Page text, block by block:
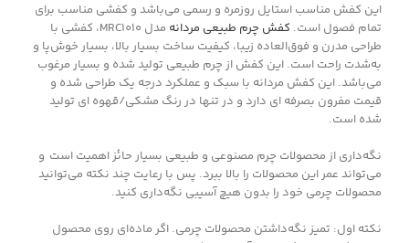
این کفش مناسب استایل روزمره و رسمی می‌باشد و کفشی مناسب برای
تمام فصول است. کفش چرم طبیعی مردانه
مدل MRC1010، کفشی با
طراحی مدرن و فوق‌العاده زیبا، کیفیت ساخت بسیار بالا، بسیار خوش‌پا و
به‌شدت راحت است. این کفش از چرم طبیعی تولید شده و بسیار مرغوب
می‌باشد. این کفش مردانه با سبک و عملکرد درجه یک طراحی شده و
قیمت مفرون بصرفه ای دارد و در تنها در رنگ مشکی/قهوه ای تولید
شده است.
نگه‌داری از محصولات چرم مصنوعی و طبیعی بسیار حائز اهمیت است و
می‌تواند عمر این محصولات را بالا ببرد. پس با رعایت چند نکته می‌توانید
محصولات چرمی خود را بدون هیچ آسیبی نگه‌داری کنید.
نکته اول: تمیز نگه‌داشتن محصولات چرمی. اگر ماده‌ای روی محصول